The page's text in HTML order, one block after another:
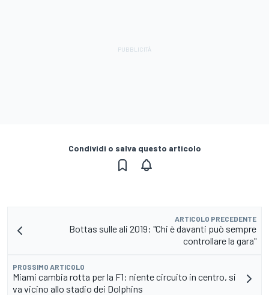
Condividi o salva questo articolo
ARTICOLO PRECEDENTE
Bottas sulle ali 2019: "Chi è davanti può sempre
controllare la gara"
PROSSIMO ARTICOLO
Miami cambia rotta per la F1: niente circuito in centro, si
va vicino allo stadio dei Dolphins